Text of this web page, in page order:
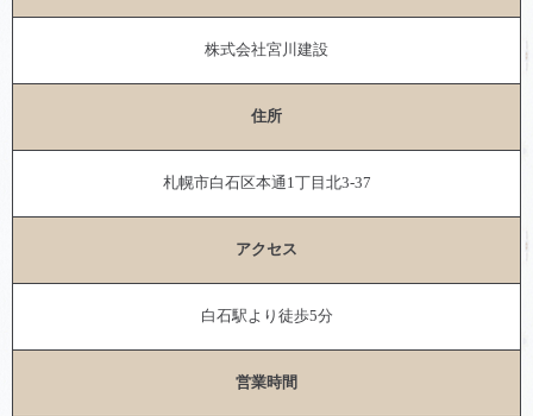
株式会社宮川建設
住所
札幌市白石区本通1丁目北3-37
アクセス
白石駅より徒歩5分
営業時間